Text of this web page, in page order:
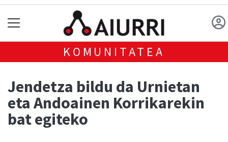
KOMUNITATEA
Jendetza bildu da Urnietan
eta Andoainen Korrikarekin
bat egiteko